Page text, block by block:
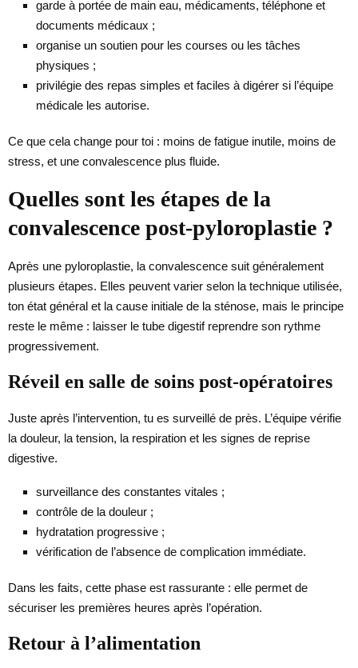
garde à portée de main eau, médicaments, téléphone et
documents médicaux ;
organise un soutien pour les courses ou les tâches
physiques ;
privilégie des repas simples et faciles à digérer si l’équipe
médicale les autorise.
Ce que cela change pour toi : moins de fatigue inutile, moins de
stress, et une convalescence plus fluide.
Quelles sont les étapes de la
convalescence post-pyloroplastie ?
Après une pyloroplastie, la convalescence suit généralement
plusieurs étapes. Elles peuvent varier selon la technique utilisée,
ton état général et la cause initiale de la sténose, mais le principe
reste le même : laisser le tube digestif reprendre son rythme
progressivement.
Réveil en salle de soins post-opératoires
Juste après l’intervention, tu es surveillé de près. L’équipe vérifie
la douleur, la tension, la respiration et les signes de reprise
digestive.
surveillance des constantes vitales ;
contrôle de la douleur ;
hydratation progressive ;
vérification de l’absence de complication immédiate.
Dans les faits, cette phase est rassurante : elle permet de
sécuriser les premières heures après l’opération.
Retour à l’alimentation